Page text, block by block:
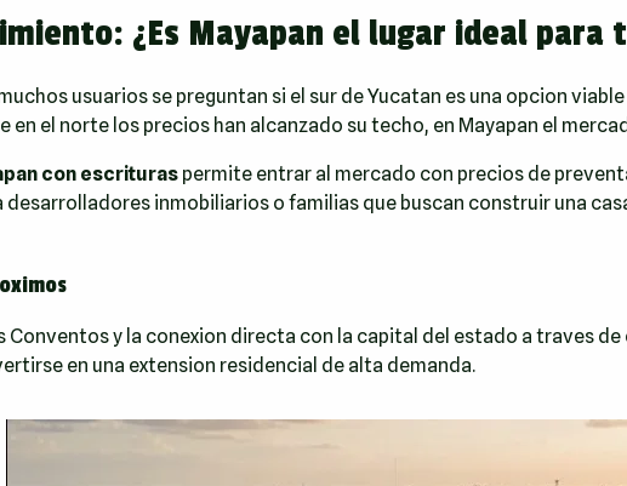
¿Es Mayapan el lugar ideal para
usuarios se preguntan si el sur de Yucatan es una opcion
en el norte los precios han alcanzado su techo, en Mayapan el
con escrituras permite entrar al mercado con precios de
desarrolladores inmobiliarios o familias que buscan construir una
Conventos y la conexion directa con la capital del estado a traves
en una extension residencial de alta demanda.